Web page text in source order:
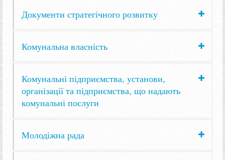
Документи стратегічного розвитку
Комунальна власність
Комунальні підприємства, установи,
організації та підприємства, що надають
комунальні послуги
Молодіжна рада